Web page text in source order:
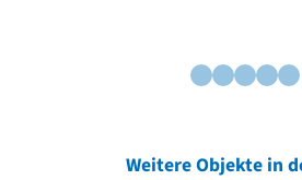
Weitere Objekte in